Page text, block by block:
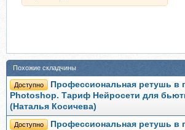
Похожие складчины
Доступно
Профессиональная ретушь в
Photoshop. Тариф Нейросети для
(Наталья Косичева)
Доступно
Профессиональная ретушь в